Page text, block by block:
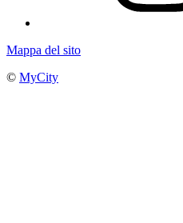
Mappa del sito
© MyCity